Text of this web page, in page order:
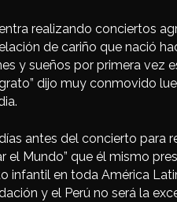
realizando conciertos
de cariño que nació
y sueños por primera vez
dijo muy conmovido
antes del concierto para
el Mundo” que él mismo
infantil en toda América
y el Perú no será la